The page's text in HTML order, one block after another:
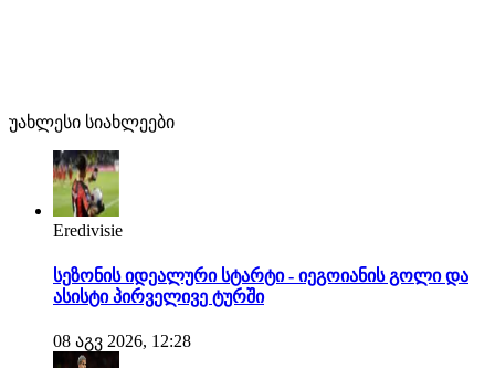
უახლესი სიახლეები
Eredivisie
სეზონის იდეალური სტარტი - იეგოიანის გოლი და
ასისტი პირველივე ტურში
08 აგვ 2026, 12:28